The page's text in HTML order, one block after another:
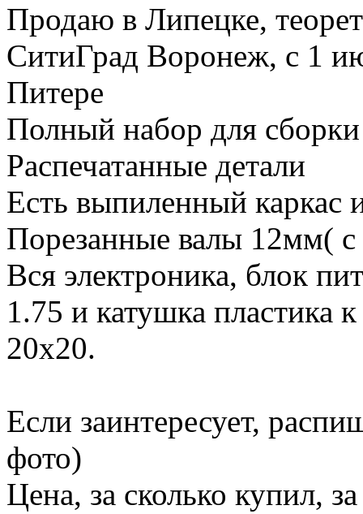
Продаю в Липецке,
СитиГрад Воронеж, с 1
Питере
Полный набор для
Распечатанные детали
Есть выпиленный
Порезанные валы 12мм(
Вся электроника, блок
1.75 и катушка пластика
20х20.
Если заинтересует,
фото)
Цена, за сколько купил,